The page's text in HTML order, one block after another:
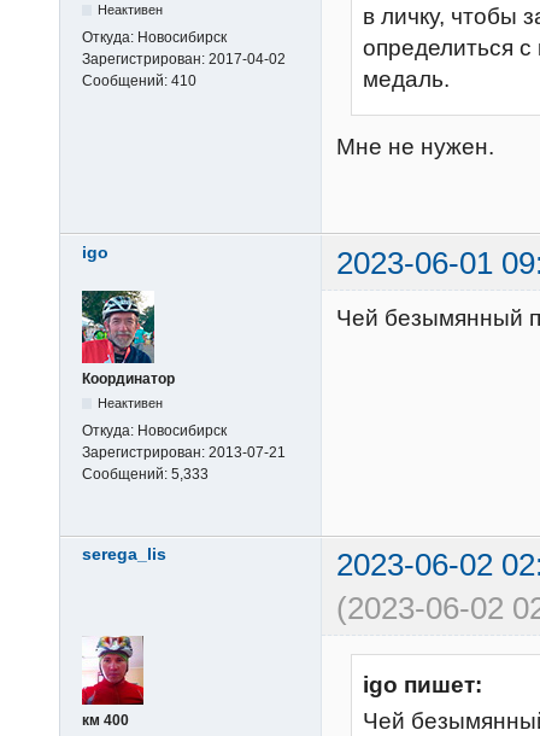
Неактивен
Откуда: Новосибирск
Зарегистрирован: 2017-04-02
Сообщений: 410
в личку, чтобы
определиться
медаль.
Мне не нужен.
igo 2023-06-01
Координатор
Неактивен
Откуда: Новосибирск
Зарегистрирован: 2013-07-21
Сообщений: 5,333
Чей безымянный
serega_lis
2023-06-02
(2023-06-02
км 400
igo пишет:
Чей